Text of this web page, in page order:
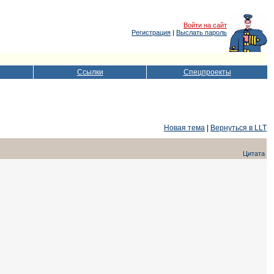
Войти на сайт
Регистрация | Выслать пароль
Ссылки Спецпроекты
Новая тема
Вернуться в LLT
Цитата